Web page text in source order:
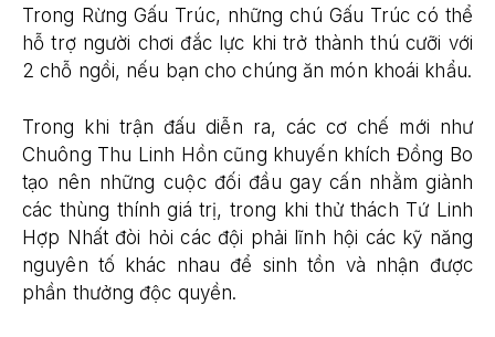
Trong Rừng Gấu Trúc, những chú Gấu Trúc có thể
hỗ trợ người chơi đắc lực khi trở thành thú cưỡi với
2 chỗ ngồi, nếu bạn cho chúng ăn món khoái khẩu.
Trong khi trận đấu diễn ra, các cơ chế mới như
Chuông Thu Linh Hồn cũng khuyến khích Đồng Bo
tạo nên những cuộc đối đầu gay cấn nhằm giành
các thùng thính giá trị, trong khi thử thách Tứ Linh
Hợp Nhất đòi hỏi các đội phải lĩnh hội các kỹ năng
nguyên tố khác nhau để sinh tồn và nhận được
phần thưởng độc quyền.